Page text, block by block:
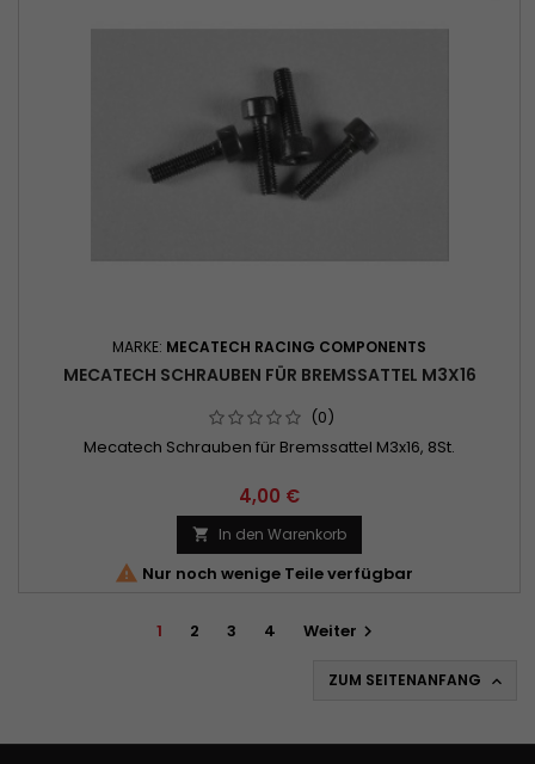
MARKE: MECATECH RACING COMPONENTS
MECATECH SCHRAUBEN FÜR BREMSSATTEL M3X16
(0)
Mecatech Schrauben für Bremssattel M3x16, 8St.
4,00 €
 In den Warenkorb
 Nur noch wenige Teile verfügbar
1 2 3 4 Weiter 
ZUM SEITENANFANG 